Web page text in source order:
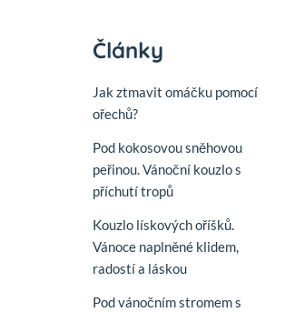
Články
Jak ztmavit omáčku pomocí
ořechů?
Pod kokosovou sněhovou
peřinou. Vánoční kouzlo s
příchutí tropů
Kouzlo lískových oříšků.
Vánoce naplněné klidem,
radostí a láskou
Pod vánočním stromem s